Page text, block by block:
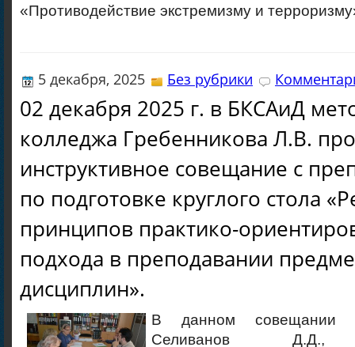
«Противодействие экстремизму и
5 декабря, 2025 Без рубрики
02 декабря 2025 г. в БКСАиД
колледжа Гребенникова Л.В.
инструктивное совещание с
по подготовке круглого стола
принципов практико-
подхода в преподавании
дисциплин».
В данном совещании
Селиванов Д.Д.,